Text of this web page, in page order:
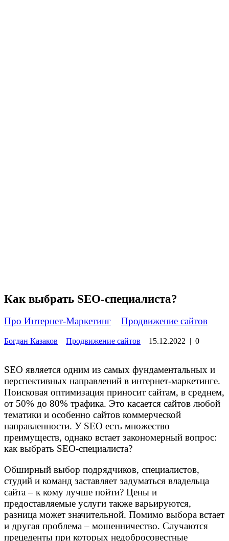
Как выбрать SEO-специалиста?
Про Интернет-Маркетинг Продвижение сайтов
Богдан Казаков Продвижение сайтов 15.12.2022 | 0
SEO является одним из самых фундаментальных и
перспективных направлений в интернет-маркетинге.
Поисковая оптимизация приносит сайтам, в среднем,
от 50% до 80% трафика. Это касается сайтов любой
тематики и особенно сайтов коммерческой
направленности. У SEO есть множество
преимуществ, однако встает закономерный вопрос:
как выбрать SEO-специалиста?
Обширный выбор подрядчиков, специалистов,
студий и команд заставляет задуматься владельца
сайта – к кому лучше пойти? Цены и
предоставляемые услуги также варьируются,
разница может значительной. Помимо выбора встает
и другая проблема – мошенничество. Случаются
прецеденты при которых недобросовестные